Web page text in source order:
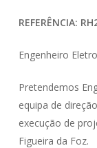
REFERÊNCIA:
Engenheiro
Pretendemos
equipa de
execução de
Figueira da Foz.